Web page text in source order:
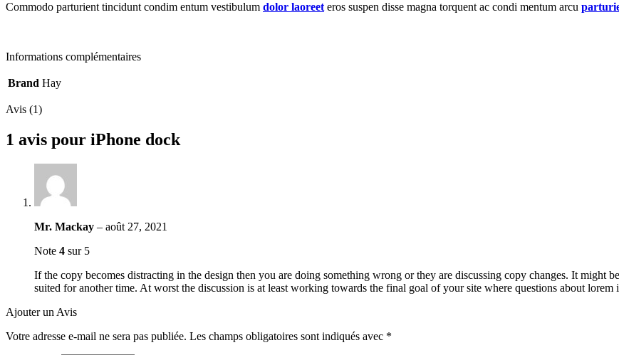
Commodo parturient tincidunt condim entum vestibulum dolor laoreet eros suspen disse magna torquent ac condi mentum arcu
Informations complémentaires
Brand Hay
Avis (1)
1 avis pour iPhone dock
Mr. Mackay – août 27, 2021
Note 4 sur 5
If the copy becomes distracting in the design then you are doing something wrong or they are discussing copy changes. It might
suited for another time. At worst the discussion is at least working towards the final goal of your site where questions about lorem
Ajouter un Avis
Votre adresse e-mail ne sera pas publiée. Les champs obligatoires sont indiqués avec *